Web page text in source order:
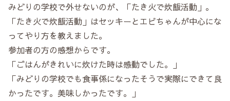
みどりの学校で外せないのが、「たき火で炊飯活動」。
「たき火で炊飯活動」はセッキーとエビちゃんが中心にな
ってやり方を教えました。
参加者の方の感想からです。
「ごはんがきれいに炊けた時は感動でした。」
「みどりの学校でも食事係になったそうで実際にできて良
かったです。美味しかったです。」